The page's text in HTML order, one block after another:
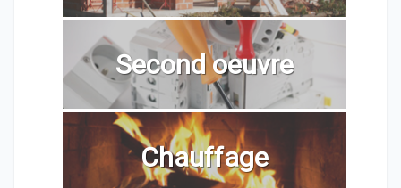
Second oeuvre
Chauffage